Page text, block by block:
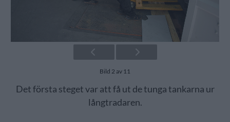
Bild 2 av 11
Det första steget var att få ut de tunga tankarna ur
långtradaren.